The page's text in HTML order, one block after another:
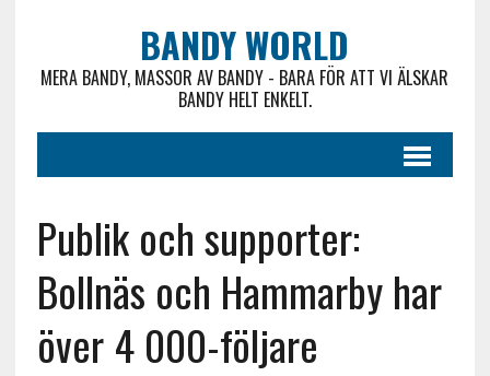
BANDY WORLD
MERA BANDY, MASSOR AV BANDY - BARA FÖR ATT VI ÄLSKAR
BANDY HELT ENKELT.
Publik och supporter:
Bollnäs och Hammarby har
över 4 000-följare